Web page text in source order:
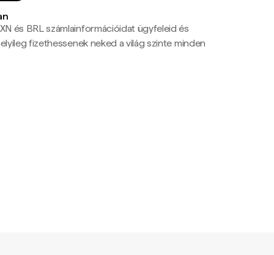
és BRL számlainformációidat ügyfeleid és
fizethessenek neked a világ szinte minden